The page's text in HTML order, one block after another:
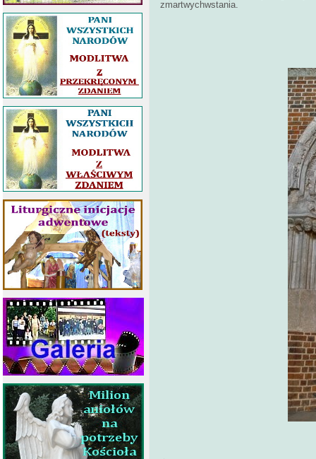
zmartwychwstania.